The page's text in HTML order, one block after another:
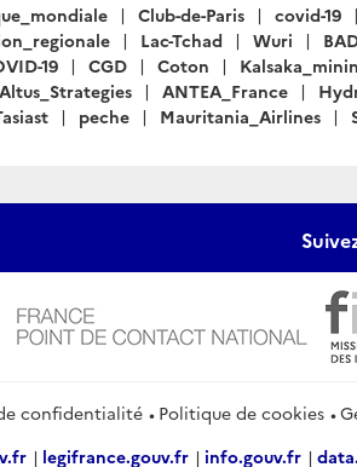
Club-de-Paris covid-19
Lac-Tchad Wuri
19
CGD Coton
Altus_Strategies ANTEA_France
peche Mauritania_Airlines
confidentialité Politique de cookies
legifrance.gouv.fr info.gouv.fr